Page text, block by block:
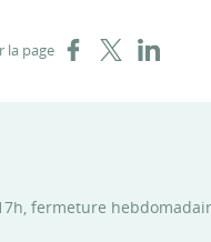
la page Partager sur Facebook
Partager sur X
Partager
fermeture